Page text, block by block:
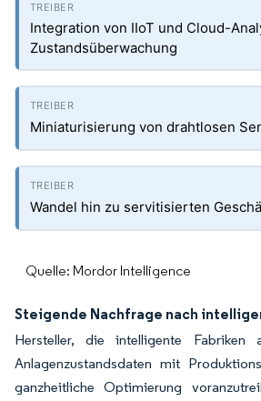
Integration von IIoT und Cloud-
Zustandsüberwachung
Miniaturisierung von drahtlosen
Wandel hin zu servitisierten
Quelle: Mordor Intelligence
Steigende Nachfrage nach
Hersteller, die intelligente Fabriken
Anlagenzustandsdaten mit
ganzheitliche Optimierung